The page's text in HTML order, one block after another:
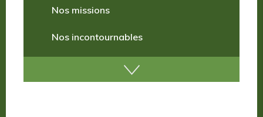
S’il pleut
Nos missions
Nos incontournables